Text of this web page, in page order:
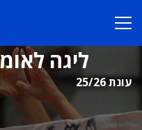
ליגה
עונת 25/26